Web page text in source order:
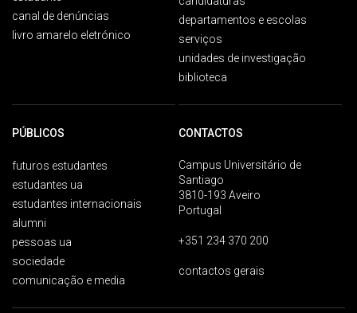
canal de denúncias
livro amarelo eletrónico
departamentos e escolas
serviços
unidades de investigação
biblioteca
PÚBLICOS
futuros estudantes
estudantes ua
estudantes internacionais
alumni
pessoas ua
sociedade
comunicação e media
CONTACTOS
Campus Universitário de
Santiago
3810-193 Aveiro
Portugal
+351 234 370 200
contactos gerais